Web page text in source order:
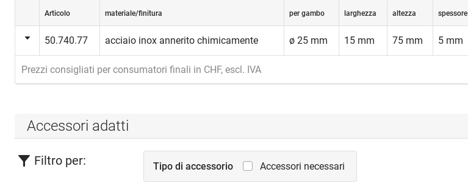
Articolo materiale/finitura per gambo larghezza altezza spessore
50.740.77 acciaio inox annerito chimicamente ø 25 mm 15 mm 75 mm 5 mm
Prezzi consigliati per consumatori finali in CHF, escl. IVA
Accessori adatti
Filtro per: Tipo di accessorio Accessori necessari